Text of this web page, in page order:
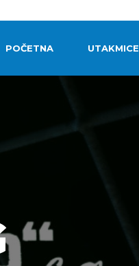
POČETNA UTAKMICE